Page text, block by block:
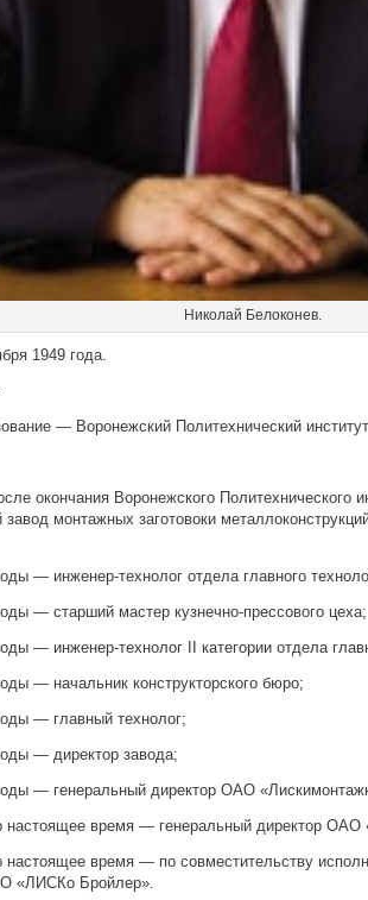
Николай Белоконев.
1949 года.
— Воронежский Политехнический
окончания Воронежского Политехнического
завод монтажных заготовоки
— инженер-технолог отдела главного
— старший мастер кузнечно-прессового цеха;
— инженер-технолог II категории отдела
— начальник конструкторского бюро;
— главный технолог;
— директор завода;
— генеральный директор ОАО
настоящее время — генеральный директор ОАО
настоящее время — по совместительству
«ЛИСКо Бройлер».